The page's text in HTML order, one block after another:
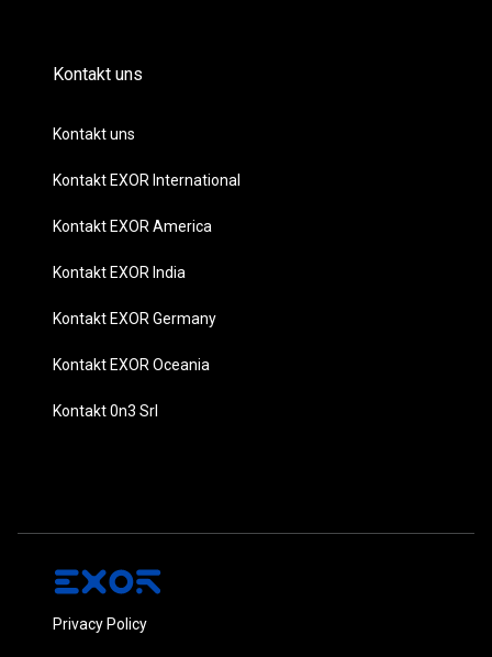
Kontakt uns
Kontakt uns
Kontakt EXOR International
Kontakt EXOR America
Kontakt EXOR India
Kontakt EXOR Germany
Kontakt EXOR Oceania
Kontakt 0n3 Srl
Privacy Policy